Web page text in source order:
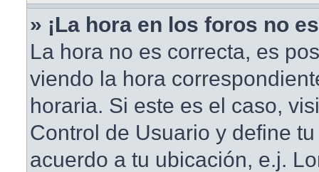
» ¡La hora en los foros no
La hora no es correcta, es
viendo la hora
horaria. Si este es el caso,
Control de Usuario y define
acuerdo a tu ubicación, e.j.